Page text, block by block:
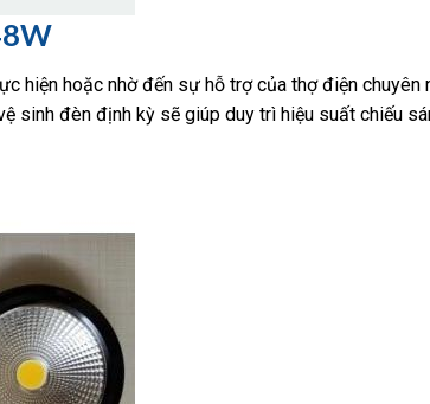
hiện hoặc nhờ đến sự hỗ trợ của thợ điện chuyên
sinh đèn định kỳ sẽ giúp duy trì hiệu suất chiếu